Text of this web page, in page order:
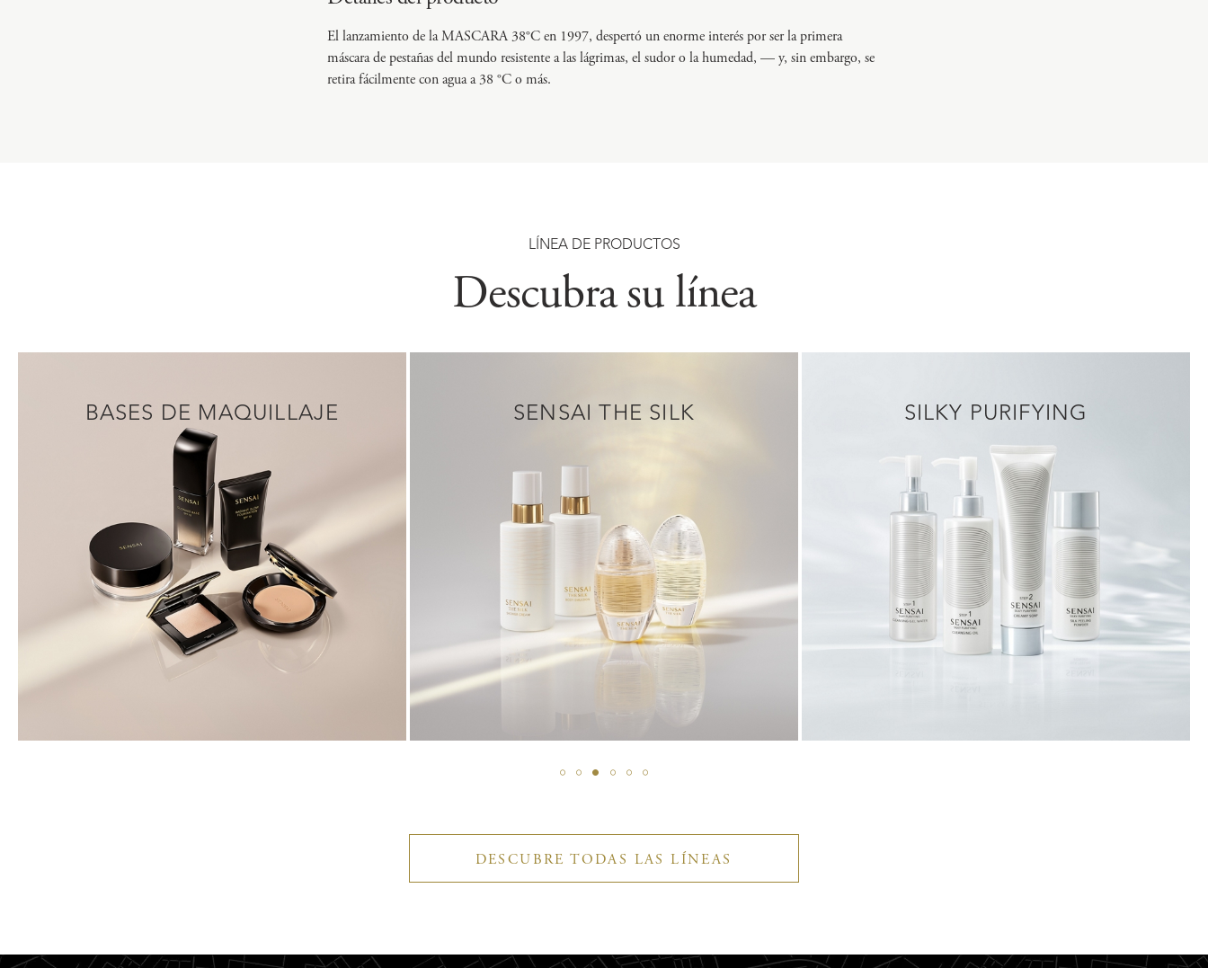
El lanzamiento de la MASCARA 38°C en 1997, despertó un enorme interés por ser la primera
máscara de pestañas del mundo resistente a las lágrimas, el sudor o la humedad, — y, sin embargo, se
retira fácilmente con agua a 38 °C​ o más.​
LÍNEA DE PRODUCTOS
Descubra su línea
BASES DE MAQUILLAJE
DESCUBRIR
SENSAI THE SILK
DESCUBRIR
SILKY PURIFYING
DESCUBRIR
DESCUBRE TODAS LAS LÍNEAS